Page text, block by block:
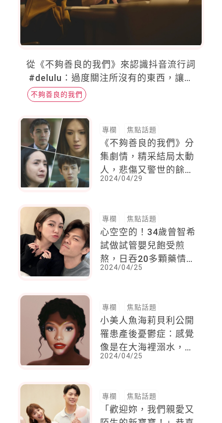
從《不夠善良的我們》來認識抖音流行詞
#delulu：過度關注所沒有的東西，讓我
們更難感到知足
不夠善良的我們
專欄 焦點話題
《不夠善良的我們》分
集劇情，精采結局太動
人，悲傷又警世的餘味
蔓延
2024/04/29
專欄 焦點話題
心空空的！34歲曾智希
試做試管嬰兒飽受煎
熬，日吞20多顆藥情緒
波動大
2024/04/25
專欄 焦點話題
小美人魚海莉貝利公開
罹患產後憂鬱症：感覺
像是在大海裡溺水，努
力不讓自己淹死
2024/04/25
專欄 焦點話題
「歡迎妳，我們親愛又